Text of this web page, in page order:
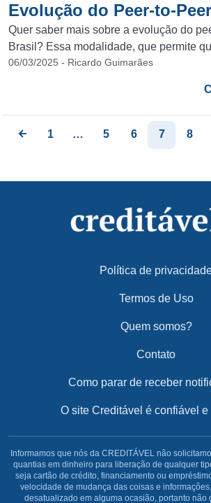
Evolução do Peer-to-
Quer saber mais sobre a evolução do
Brasil? Essa modalidade, que permite
06/03/2025 - Ricardo Guimarães
1 … 5 6 7 8
Política de
Termos de Uso
Quem somos?
Contato
Como parar de receber
O site Creditável é confiável e
Informamos que nós da CREDITÁVEL não
quantias em dinheiro para liberação de qualquer
seja cartão de crédito, financiamento ou
velocidade de mudança das coisas e
desatualizado em alguma ocasião, portanto não